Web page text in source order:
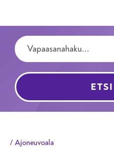
Ajoneuvoala
Hakutermit
ETSI